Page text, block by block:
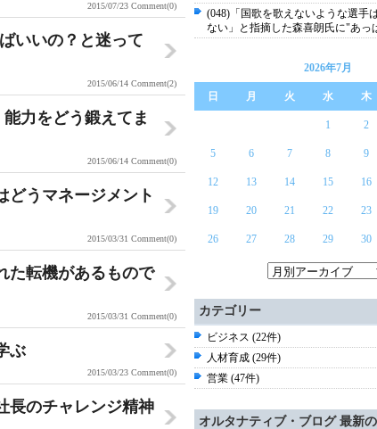
2015/07/23 Comment(0)
いいの？と迷って
2015/06/14 Comment(2)
力をどう鍛えてま
2015/06/14 Comment(0)
どうマネージメント
2015/03/31 Comment(0)
た転機があるもので
2015/03/31 Comment(0)
ぶ
2015/03/23 Comment(0)
長のチャレンジ精神
(048)「国歌を歌えないような選手
ない」と指摘した森喜朗氏に"あっ
2026年7月
日 月 火 水 木
1 2
5 6 7 8 9
12 13 14 15 16
19 20 21 22 23
26 27 28 29 30
カテゴリー
ビジネス (22件)
人材育成 (29件)
営業 (47件)
オルタナティブ・ブログ 最新